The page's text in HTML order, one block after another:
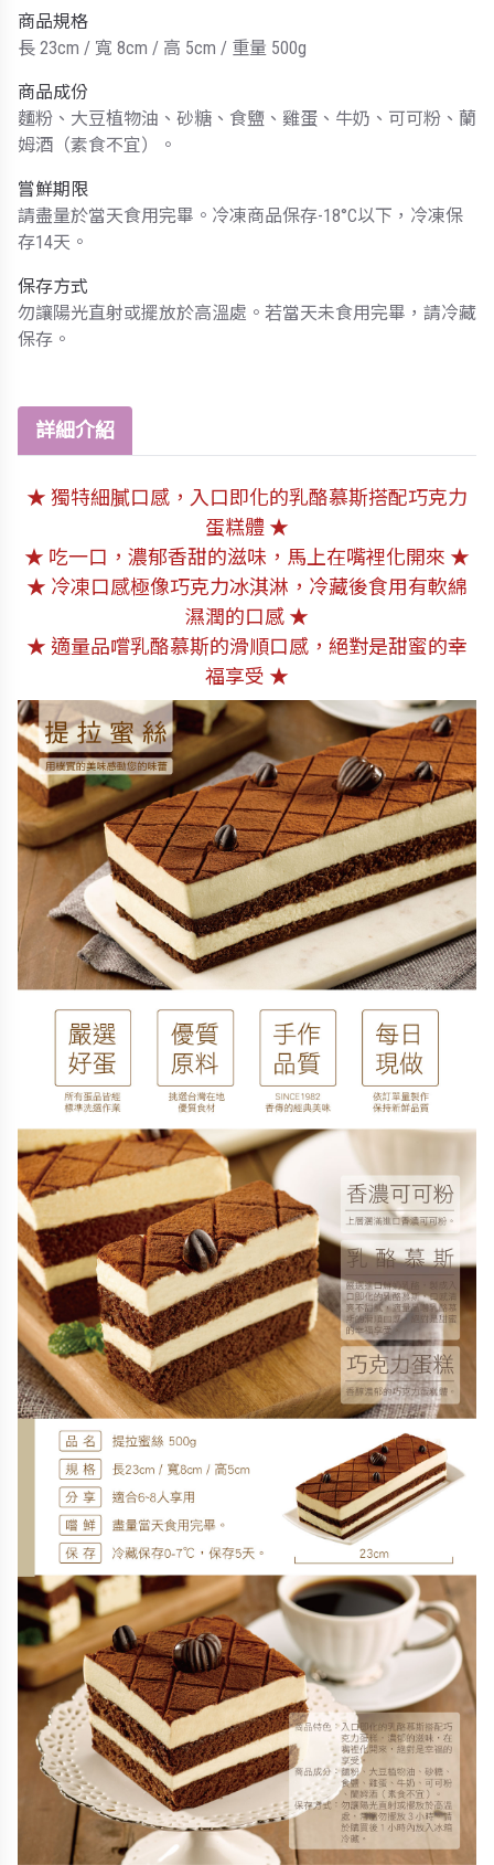
商品規格
長 23cm / 寬 8cm / 高 5cm / 重量 500g
商品成份
麵粉、大豆植物油、砂糖、食鹽、雞蛋、牛奶、可可粉、蘭
姆酒（素食不宜）。
嘗鮮期限
請盡量於當天食用完畢。冷凍商品保存-18°C以下，冷凍保
存14天。
保存方式
勿讓陽光直射或擺放於高溫處。若當天未食用完畢，請冷藏
保存。
詳細介紹
★ 獨特細膩口感，入口即化的乳酪慕斯搭配巧克力
蛋糕體 ★
★ 吃一口，濃郁香甜的滋味，馬上在嘴裡化開來 ★
★ 冷凍口感極像巧克力冰淇淋，冷藏後食用有軟綿
濕潤的口感 ★
★ 適量品嚐乳酪慕斯的滑順口感，絕對是甜蜜的幸
福享受 ★